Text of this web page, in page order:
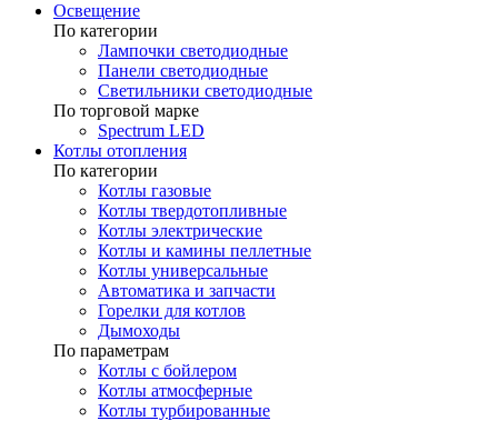
Освещение
По категории
Лампочки светодиодные
Панели светодиодные
Светильники светодиодные
По торговой марке
Spectrum LED
Котлы отопления
По категории
Котлы газовые
Котлы твердотопливные
Котлы электрические
Котлы и камины пеллетные
Котлы универсальные
Автоматика и запчасти
Горелки для котлов
Дымоходы
По параметрам
Котлы с бойлером
Котлы атмосферные
Котлы турбированные